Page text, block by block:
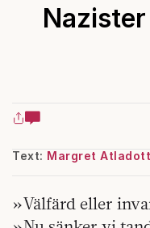
Text: Margret
»Välfärd eller